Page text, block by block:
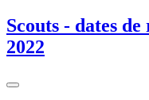
Scouts - dates
2022